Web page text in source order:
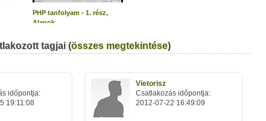
PHP tanfolyam - 1. rész,
Alapok
tagjai (összes megtekintése)
időpontja:
19:11:08
Vietorisz
Csatlakozás időpontja:
2012-07-22 16:49:09